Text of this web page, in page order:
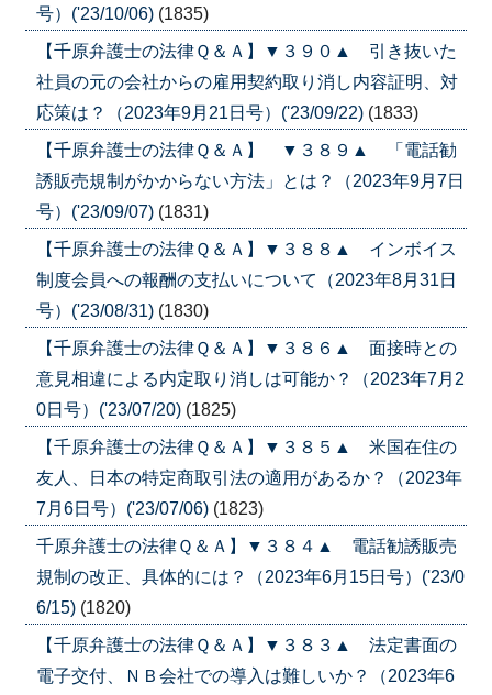
号）('23/10/06) (1835)
【千原弁護士の法律Ｑ＆Ａ】▼３９０▲ 引き抜いた
社員の元の会社からの雇用契約取り消し内容証明、対
応策は？（2023年9月21日号）('23/09/22) (1833)
【千原弁護士の法律Ｑ＆Ａ】 ▼３８９▲ 「電話勧
誘販売規制がかからない方法」とは？（2023年9月7日
号）('23/09/07) (1831)
【千原弁護士の法律Ｑ＆Ａ】▼３８８▲ インボイス
制度会員への報酬の支払いについて（2023年8月31日
号）('23/08/31) (1830)
【千原弁護士の法律Ｑ＆Ａ】▼３８６▲ 面接時との
意見相違による内定取り消しは可能か？（2023年7月2
0日号）('23/07/20) (1825)
【千原弁護士の法律Ｑ＆Ａ】▼３８５▲ 米国在住の
友人、日本の特定商取引法の適用があるか？（2023年
7月6日号）('23/07/06) (1823)
千原弁護士の法律Ｑ＆Ａ】▼３８４▲ 電話勧誘販売
規制の改正、具体的には？（2023年6月15日号）('23/0
6/15) (1820)
【千原弁護士の法律Ｑ＆Ａ】▼３８３▲ 法定書面の
電子交付、ＮＢ会社での導入は難しいか？（2023年6